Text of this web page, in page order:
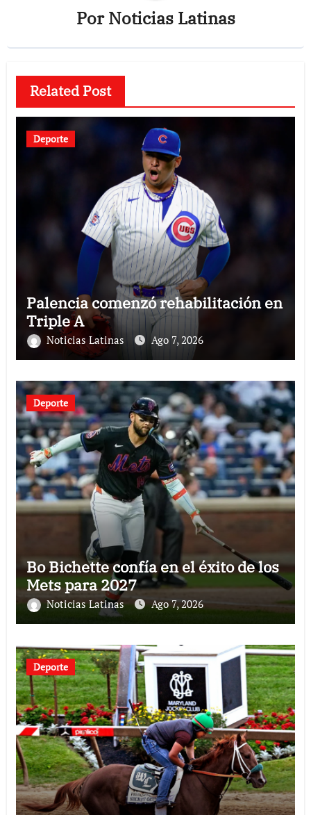
PorNoticias Latinas
Related Post
Deporte
Palencia comenzó rehabilitación en
Triple A
Noticias Latinas Ago 7, 2026
Deporte
Bo Bichette confía en el éxito de los
Mets para 2027
Noticias Latinas Ago 7, 2026
Deporte